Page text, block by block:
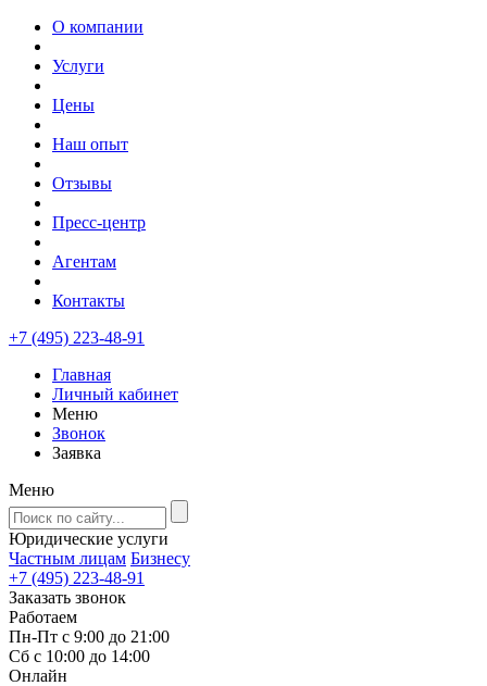
О компании
Услуги
Цены
Наш опыт
Отзывы
Пресс-центр
Агентам
Контакты
+7 (495) 223-48-91
Главная
Личный кабинет
Меню
Звонок
Заявка
Меню
Юридические услуги
Частным лицам Бизнесу
+7 (495) 223-48-91
Заказать звонок
Работаем
Пн-Пт с 9:00 до 21:00
Сб с 10:00 до 14:00
Онлайн